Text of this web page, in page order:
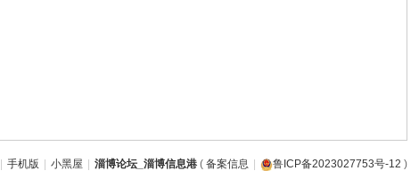
| 手机版 | 小黑屋 | 淄博论坛_淄博信息港( 备案信息 | 鲁ICP备2023027753号-12 )